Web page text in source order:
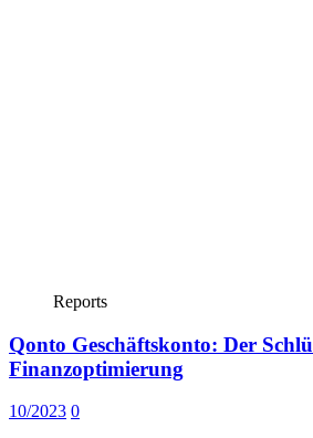
Reports
Qonto Geschäftskonto: Der
Finanzoptimierung
10/2023 0